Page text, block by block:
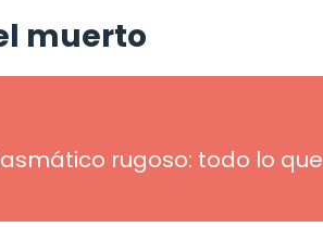
muerto
rugoso: todo lo que